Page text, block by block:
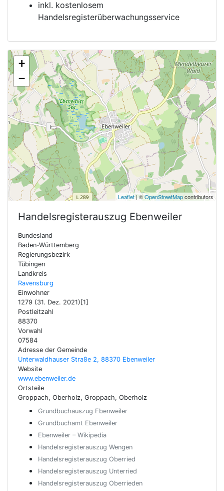
inkl. kostenlosem
Handelsregisterüberwachungsservice
+
−
Leaflet | ©OpenStreetMapcontributors
Handelsregisterauszug Ebenweiler
Bundesland
Baden-Württemberg
Regierungsbezirk
Tübingen
Landkreis
Ravensburg
Einwohner
1279 (31. Dez. 2021)[1]
Postleitzahl
88370
Vorwahl
07584
Adresse der Gemeinde
Unterwaldhauser Straße 2, 88370 Ebenweiler
Website
www.ebenweiler.de
Ortsteile
Groppach, Oberholz, Groppach, Oberholz
Grundbuchauszug Ebenweiler
Grundbuchamt Ebenweiler
Ebenweiler – Wikipedia
Handelsregisterauszug Wengen
Handelsregisterauszug Oberried
Handelsregisterauszug Unterried
Handelsregisterauszug Oberrieden